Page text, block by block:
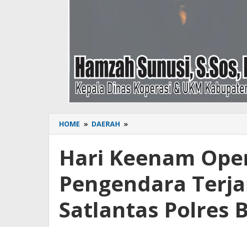
HOME » DAERAH »
Keenam
Patuh,
Pengendara
Terjaring
Diedukasi
Polres
Bone
Hari Keenam
Pengendara
Satlantas Polres